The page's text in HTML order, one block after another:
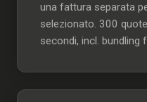
una fattura separata
selezionato. 300
secondi, incl. bundling